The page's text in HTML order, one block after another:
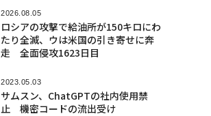
2026.08.05
ロシアの攻撃で給油所が150キロにわ
たり全滅、ウは米国の引き寄せに奔
走 全面侵攻1623日目
2023.05.03
サムスン、ChatGPTの社内使用禁
止 機密コードの流出受け